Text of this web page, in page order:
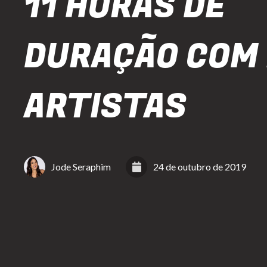
DURAÇÃO
ARTISTAS
Jode Seraphim 24 de outubro de 2019